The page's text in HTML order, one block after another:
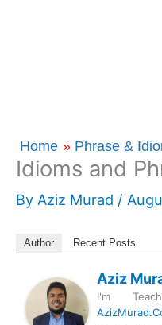
Home Phrase &
Idioms and
By Aziz Murad /
Author Recent Posts
Aziz
I'm